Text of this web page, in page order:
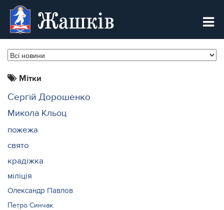
Жашків
Мітки
Сергій Дорошенко
Микола Кльоц
пожежа
свято
крадіжка
міліція
Олександр Павлов
Петро Синчак